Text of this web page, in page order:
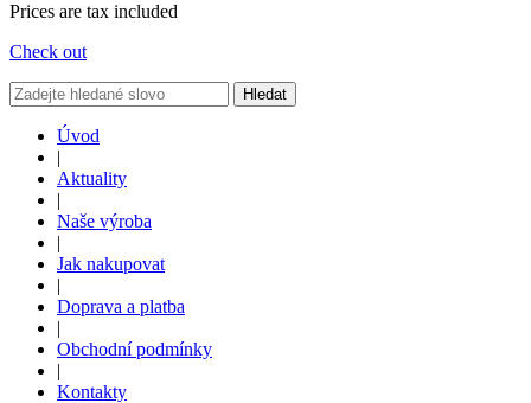
Prices are tax included
Check out
Hledat
Úvod
|
Aktuality
|
Naše výroba
|
Jak nakupovat
|
Doprava a platba
|
Obchodní podmínky
|
Kontakty